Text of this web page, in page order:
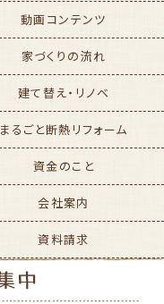
動画コンテンツ
家づくりの流れ
建て替え・リノベ
まるごと断熱リフォーム
資金のこと
会社案内
資料請求